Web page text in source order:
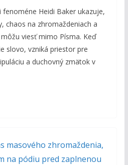
fenoméne Heidi Baker ukazuje,
chaos na zhromaždeniach a
viesť mimo Písma. Keď
slovo, vzniká priestor pre
a duchovný zmätok v